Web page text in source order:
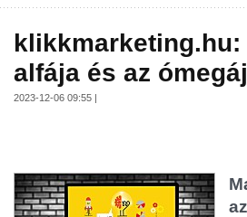
klikkmarketing.hu:
alfája és az
2023-12-06 09:55 |